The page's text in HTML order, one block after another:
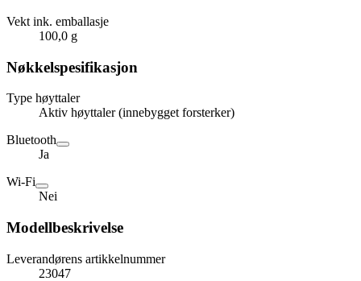
Vekt ink. emballasje
100,0 g
Nøkkelspesifikasjon
Type høyttaler
Aktiv høyttaler (innebygget forsterker)
Bluetooth
Ja
Wi-Fi
Nei
Modellbeskrivelse
Leverandørens artikkelnummer
23047